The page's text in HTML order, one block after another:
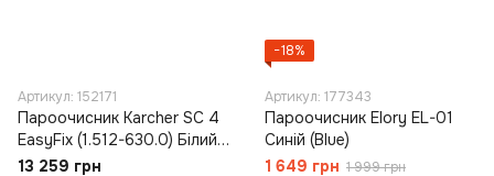
Артикул: 152171
Пароочисник Karcher SC 4
EasyFix (1.512-630.0) Білий
(White)
13 259 грн
−18%
Артикул: 177343
Пароочисник Elory EL-01
Синій (Blue)
1 649 грн 1 999 грн